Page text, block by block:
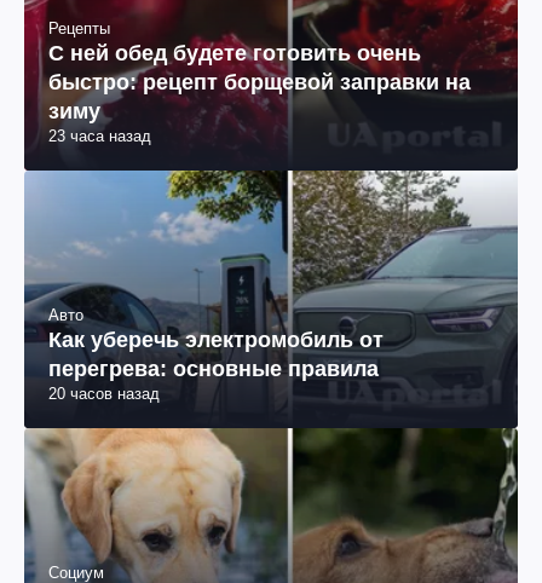
Рецепты
С ней обед будете готовить очень
быстро: рецепт борщевой заправки на
зиму
23 часа назад
Авто
Как уберечь электромобиль от
перегрева: основные правила
20 часов назад
Социум